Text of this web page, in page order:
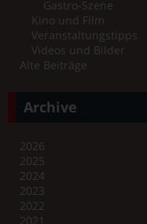
Gastro-Szene
Kino und Film
Veranstaltungstipps
Videos und Bilder
Alte Beiträge
Archive
2026
2025
2024
2023
2022
2021